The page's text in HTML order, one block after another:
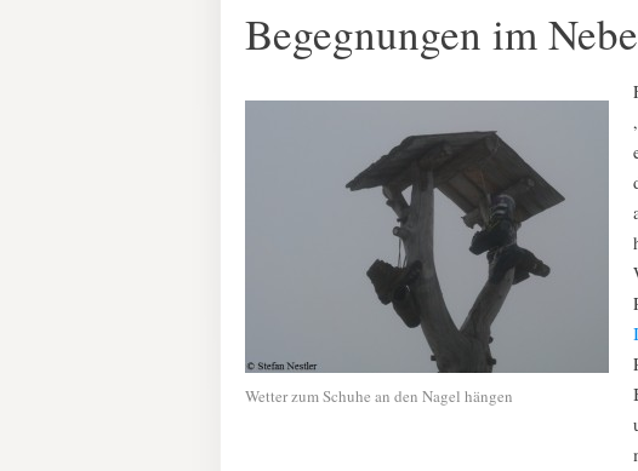
Begegnungen im
Wetter zum Schuhe an den Nagel hängen